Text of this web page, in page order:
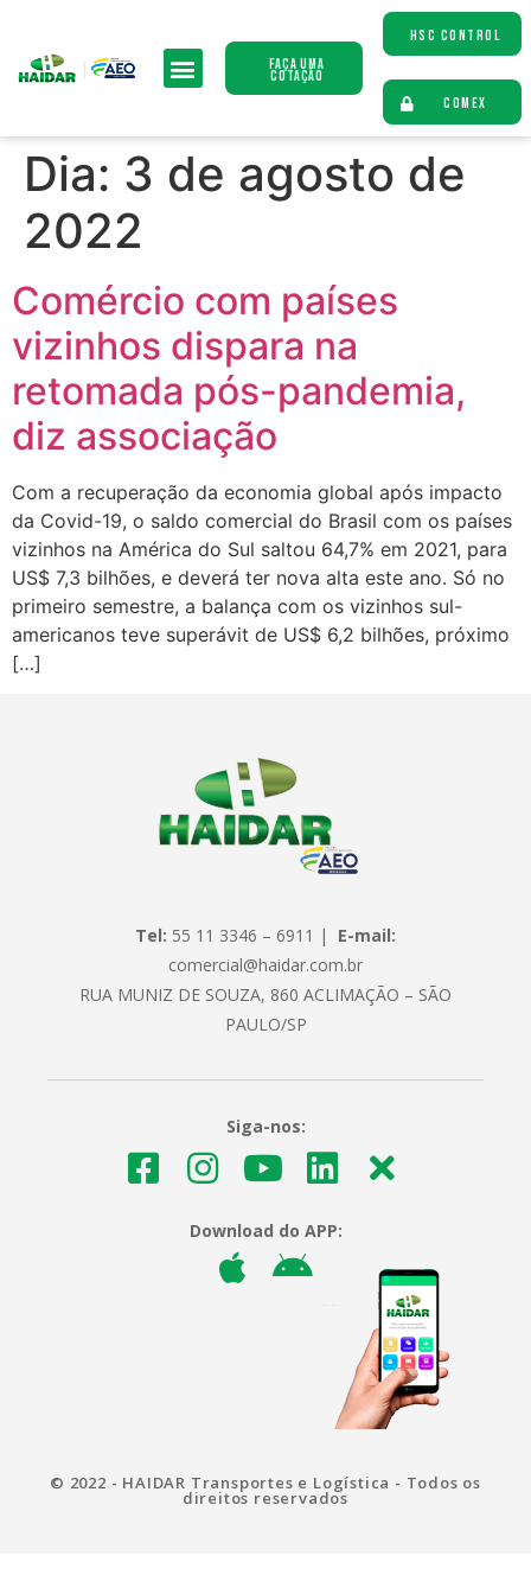
Faça uma
Cotação
HSC CONTROL
COMEX
Dia: 3 de agosto de
2022
Comércio com países
vizinhos dispara na
retomada pós-pandemia,
diz associação
Com a recuperação da economia global após impacto
da Covid-19, o saldo comercial do Brasil com os países
vizinhos na América do Sul saltou 64,7% em 2021, para
US$ 7,3 bilhões, e deverá ter nova alta este ano. Só no
primeiro semestre, a balança com os vizinhos sul-
americanos teve superávit de US$ 6,2 bilhões, próximo
[…]
Tel: 55 11 3346 – 6911 | E-mail:
comercial@haidar.com.br
RUA MUNIZ DE SOUZA, 860 ACLIMAÇÃO – SÃO
PAULO/SP
Siga-nos:
Download do APP:
© 2022 - HAIDAR Transportes e Logística - Todos os
direitos reservados